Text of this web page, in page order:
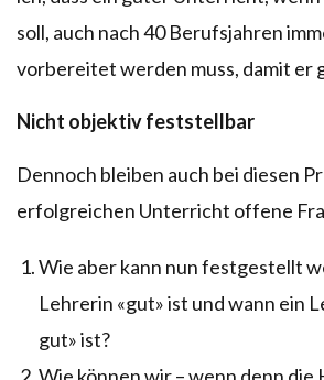
soll, auch nach 40 Berufsjahren
vorbereitet werden muss, damit er
Nicht objektiv feststellbar
Dennoch bleiben auch bei diesen
erfolgreichen Unterricht offene
Wie aber kann nun festgestellt
Lehrerin «gut» ist und wann ein
gut» ist?